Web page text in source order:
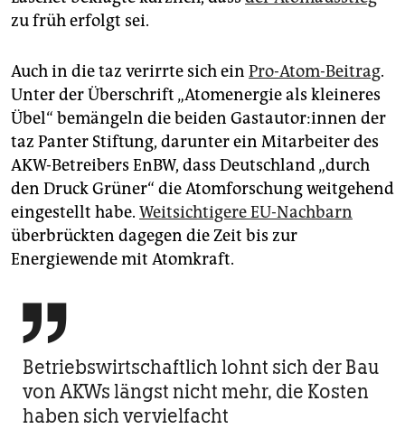
zu früh erfolgt sei.
Auch in die taz verirrte sich ein Pro-Atom-Beitrag.
Unter der Überschrift „Atomenergie als kleineres
Übel“ bemängeln die beiden Gastautor:innen der
taz Panter Stiftung, darunter ein Mitarbeiter des
AKW-Betreibers EnBW, dass Deutschland „durch
den Druck Grüner“ die Atomforschung weitgehend
eingestellt habe. Weitsichtigere EU-Nachbarn
überbrückten dagegen die Zeit bis zur
Energiewende mit Atomkraft.

Betriebswirtschaftlich lohnt sich der Bau
von AKWs längst nicht mehr, die Kosten
haben sich vervielfacht